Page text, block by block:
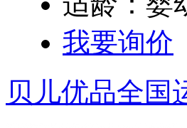
我要询价
贝儿优品全国